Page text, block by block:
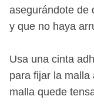
asegurándote de
y que no haya
Usa una cinta
para fijar la malla
malla quede